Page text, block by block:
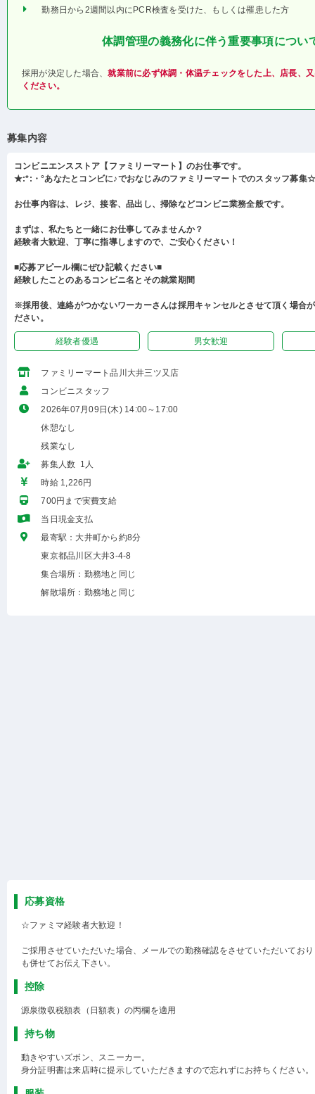
勤務日から2週間以内にPCR検査を受けた、もしくは罹患した方
体調管理の義務化に伴う重要事項につい
採用が決定した場合、就業前に必ず体調・体温チェックをした上、店長、
ください。
募集内容
コンビニエンスストア【ファミリーマート】のお仕事です。
★:*:・°あなたとコンビに♪でおなじみのファミリーマートでのスタッフ募集
お仕事内容は、レジ、接客、品出し、掃除などコンビニ業務全般です。
まずは、私たちと一緒にお仕事してみませんか？
経験者大歓迎、丁寧に指導しますので、ご安心ください！
■応募アピール欄にぜひ記載ください■
経験したことのあるコンビニ名とその就業期間
※採用後、連絡がつかないワーカーさんは採用キャンセルとさせて頂く場合
ださい。
経験者優遇 男女歓迎
ファミリーマート品川大井三ツ又店
コンビニスタッフ
2026年07月09日(木) 14:00～17:00
休憩なし
残業なし
募集人数 1人
時給 1,226円
700円まで実費支給
当日現金支払
最寄駅：大井町から約8分
東京都品川区大井3-4-8
集合場所：勤務地と同じ
解散場所：勤務地と同じ
応募資格
☆ファミマ経験者大歓迎！
ご採用させていただいた場合、メールでの勤務確認をさせていただいてお
も併せてお伝え下さい。
控除
源泉徴収税額表（日額表）の丙欄を適用
持ち物
動きやすいズボン、スニーカー。
身分証明書は来店時に提示していただきますので忘れずにお持ちください。